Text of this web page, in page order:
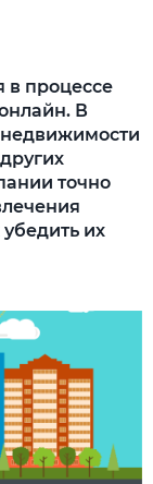
в процессе
В
точно
их